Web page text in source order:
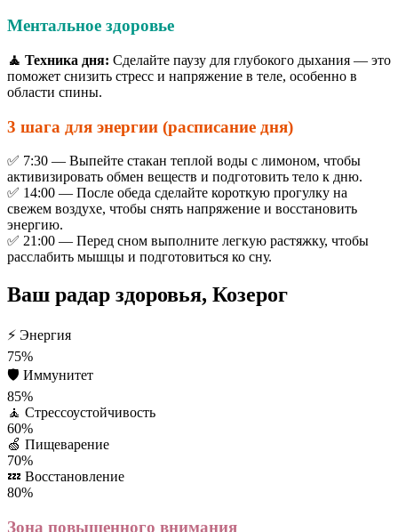
Ментальное здоровье
🧘 Техника дня: Сделайте паузу для глубокого дыхания — это
поможет снизить стресс и напряжение в теле, особенно в
области спины.
3 шага для энергии (расписание дня)
✅ 7:30 — Выпейте стакан теплой воды с лимоном, чтобы
активизировать обмен веществ и подготовить тело к дню.
✅ 14:00 — После обеда сделайте короткую прогулку на
свежем воздухе, чтобы снять напряжение и восстановить
энергию.
✅ 21:00 — Перед сном выполните легкую растяжку, чтобы
расслабить мышцы и подготовиться ко сну.
Ваш радар здоровья, Козерог
⚡ Энергия
75%
🛡️ Иммунитет
85%
🧘 Стрессоустойчивость
60%
🍏 Пищеварение
70%
💤 Восстановление
80%
Зона повышенного внимания